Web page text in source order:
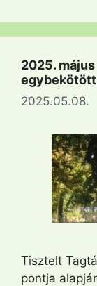
2025.
2025.05.08.
Tisztelt
pontja